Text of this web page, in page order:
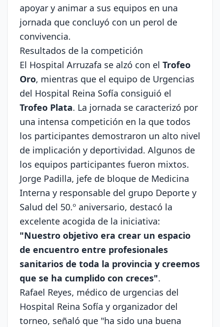
apoyar y animar a sus equipos en una
jornada que concluyó con un perol de
convivencia.
Resultados de la competición
El Hospital Arruzafa se alzó con el Trofeo
Oro, mientras que el equipo de Urgencias
del Hospital Reina Sofía consiguió el
Trofeo Plata. La jornada se caracterizó por
una intensa competición en la que todos
los participantes demostraron un alto nivel
de implicación y deportividad. Algunos de
los equipos participantes fueron mixtos.
Jorge Padilla, jefe de bloque de Medicina
Interna y responsable del grupo Deporte y
Salud del 50.º aniversario, destacó la
excelente acogida de la iniciativa:
"Nuestro objetivo era crear un espacio
de encuentro entre profesionales
sanitarios de toda la provincia y creemos
que se ha cumplido con creces".
Rafael Reyes, médico de urgencias del
Hospital Reina Sofía y organizador del
torneo, señaló que "ha sido una buena